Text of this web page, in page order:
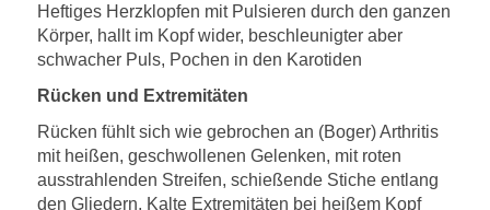
Heftiges Herzklopfen mit Pulsieren durch den ganzen
Körper, hallt im Kopf wider, beschleunigter aber
schwacher Puls, Pochen in den Karotiden
Rücken und Extremitäten
Rücken fühlt sich wie gebrochen an (Boger) Arthritis
mit heißen, geschwollenen Gelenken, mit roten
ausstrahlenden Streifen, schießende Stiche entlang
den Gliedern, Kalte Extremitäten bei heißem Kopf